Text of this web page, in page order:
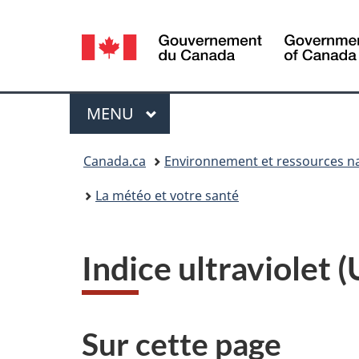
Sélection
de
la
langue
Menu
MENU PRINCIPAL
Canada.ca Environnement et ressources
La météo et votre santé
Indice ultraviolet
Sur cette page